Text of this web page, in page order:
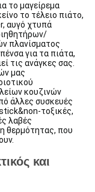
το μαγείρεμα
το τέλειο πιάτο,
αυγό χτυπά
πλανίσματος
για τα πιάτα,
τις ανάγκες σας.
μας
κουζινών
άλλες συσκευές
τοξικές,
λαβές
θερμότητας, που
και